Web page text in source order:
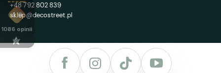
+48 792 802 839
sklep@decostreet.pl
4.9
1086 opinii